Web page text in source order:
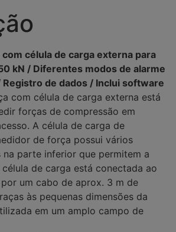
célula de carga externa para
kN / Diferentes modos de alarme
de dados / Inclui software
com célula de carga externa está
forças de compressão em
A célula de carga de
de força possui vários
parte inferior que permitem a
de carga está conectada ao
um cabo de aprox. 3 m de
às pequenas dimensões da
em um amplo campo de